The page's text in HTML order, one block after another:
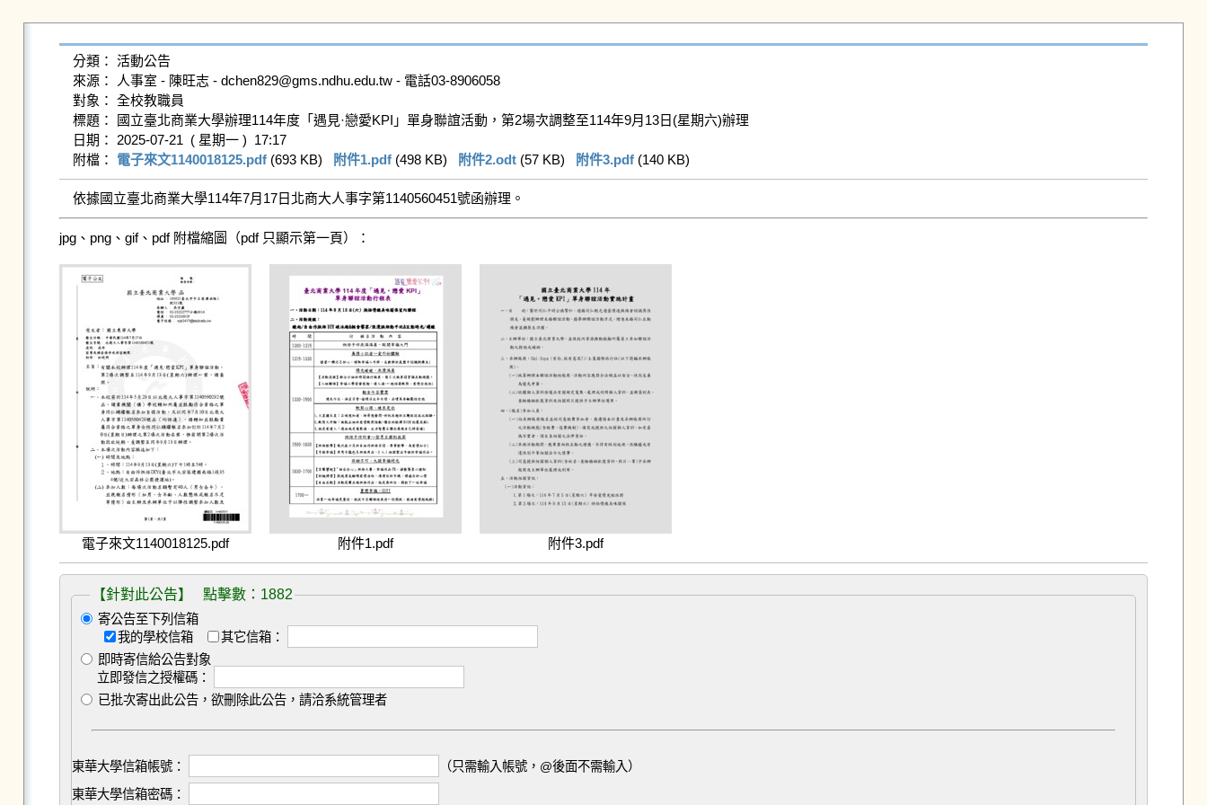
分類： 活動公告
來源： 人事室 - 陳旺志 - dchen829@gms.ndhu.edu.tw - 電話03-8906058
對象： 全校教職員
標題： 國立臺北商業大學辦理114年度「遇見·戀愛KPI」單身聯誼活動，第2場次調整至114年9月13日(星期六)辦理
日期： 2025-07-21  ( 星期一 )  17:17
附檔： 電子來文1140018125.pdf (693 KB) 附件1.pdf (498 KB) 附件2.odt (57 KB) 附件3.pdf (140 KB)
依據國立臺北商業大學114年7月17日北商大人事字第1140560451號函辦理。
jpg、png、gif、pdf 附檔縮圖（pdf 只顯示第一頁）：
電子來文1140018125.pdf 附件1.pdf 附件3.pdf
【針對此公告】 點擊數：1882
寄公告至下列信箱
我的學校信箱
其它信箱：
即時寄信給公告對象
立即發信之授權碼：
已批次寄出此公告，欲刪除此公告，請洽系統管理者
東華大學信箱帳號：
（只需輸入帳號，@後面不需輸入）
東華大學信箱密碼：